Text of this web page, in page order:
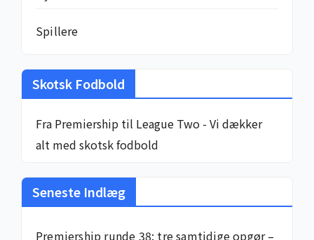
Spillere
Skotsk Fodbold
Fra Premiership til League Two - Vi dækker
alt med skotsk fodbold
Seneste Indlæg
Premiership runde 38: tre samtidige opgør –